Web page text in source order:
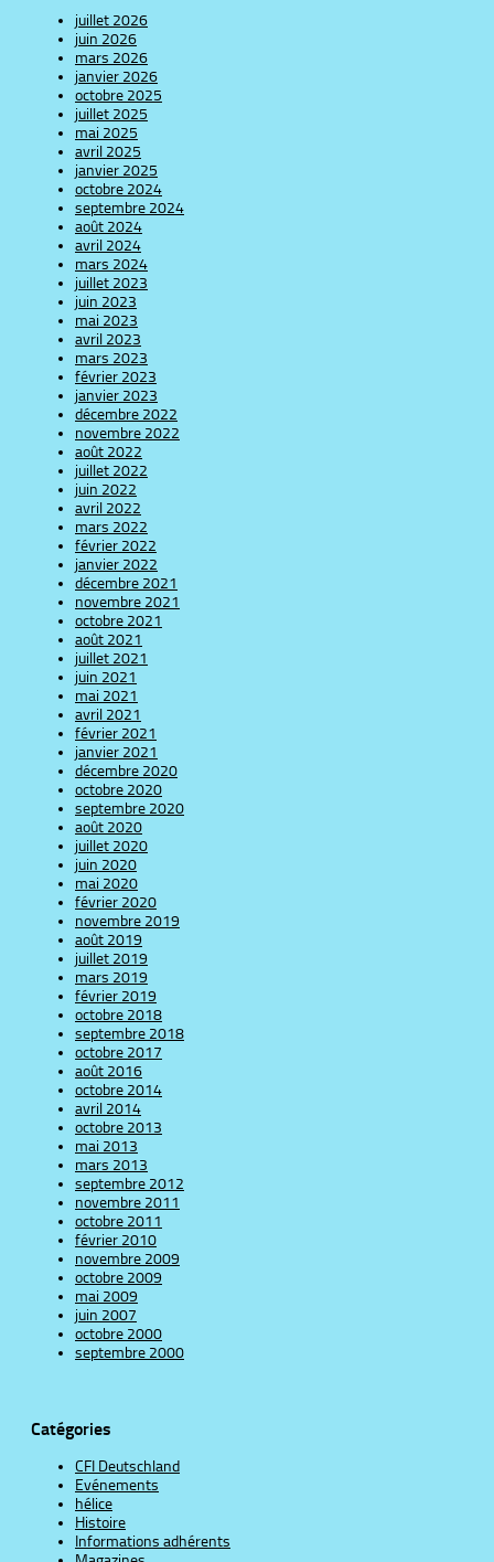
juillet 2026
juin 2026
mars 2026
janvier 2026
octobre 2025
juillet 2025
mai 2025
avril 2025
janvier 2025
octobre 2024
septembre 2024
août 2024
avril 2024
mars 2024
juillet 2023
juin 2023
mai 2023
avril 2023
mars 2023
février 2023
janvier 2023
décembre 2022
novembre 2022
août 2022
juillet 2022
juin 2022
avril 2022
mars 2022
février 2022
janvier 2022
décembre 2021
novembre 2021
octobre 2021
août 2021
juillet 2021
juin 2021
mai 2021
avril 2021
février 2021
janvier 2021
décembre 2020
octobre 2020
septembre 2020
août 2020
juillet 2020
juin 2020
mai 2020
février 2020
novembre 2019
août 2019
juillet 2019
mars 2019
février 2019
octobre 2018
septembre 2018
octobre 2017
août 2016
octobre 2014
avril 2014
octobre 2013
mai 2013
mars 2013
septembre 2012
novembre 2011
octobre 2011
février 2010
novembre 2009
octobre 2009
mai 2009
juin 2007
octobre 2000
septembre 2000
Catégories
CFI Deutschland
Evénements
hélice
Histoire
Informations adhérents